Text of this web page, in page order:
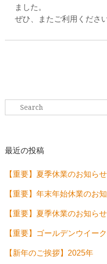
ました。
ぜひ、またご利用くださ
Search
for:
最近の投稿
【重要】夏季休業のお知らせ
【重要】年末年始休業のお
【重要】夏季休業のお知らせ
【重要】ゴールデンウイー
【新年のご挨拶】2025年